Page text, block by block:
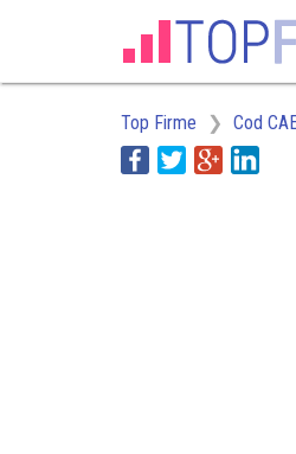
Top Firme Cod